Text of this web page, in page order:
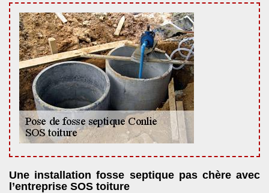
Une installation fosse septique pas chère avec
l’entreprise SOS toiture